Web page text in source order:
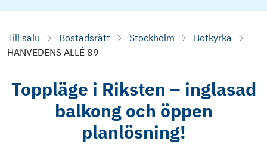
Till salu Bostadsrätt Stockholm
Botkyrka
HANVEDENS ALLÉ 89
Toppläge i Riksten – inglasad
balkong och öppen
planlösning!